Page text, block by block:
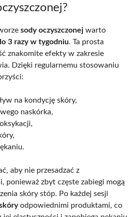
sody oczyszczonej warto
3 razy w tygodniu. Ta prosta
znakomite efekty w zakresie
Dzięki regularnemu stosowaniu
na kondycję skóry,
naskórka,
aby nie przesadzać z
ponieważ zbyt częste zabiegi mogą
skóry stóp. Po każdej sesji
odpowiednimi produktami, co